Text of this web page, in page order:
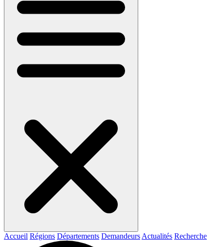
Accueil Régions Départements Demandeurs Actualités Recherche